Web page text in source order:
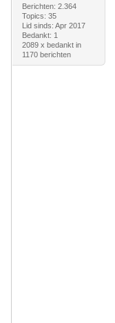
Berichten: 2.364
Topics: 35
Lid sinds: Apr 2017
Bedankt: 1
2089 x bedankt in
1170 berichten